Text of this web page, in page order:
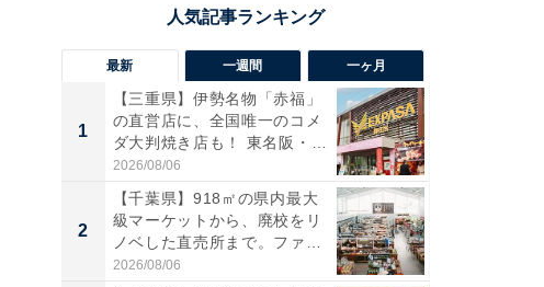
最新 一週間 一ヶ月
1
【三重県】伊勢名物「赤福」
の直営店に、全国唯一のコメ
ダ大判焼き店も！ 東名阪・
伊...
2026/08/06
2
【千葉県】918㎡の県内最大
級マーケットから、廃校をリ
ノベした直売所まで。ファ
ー...
2026/08/06